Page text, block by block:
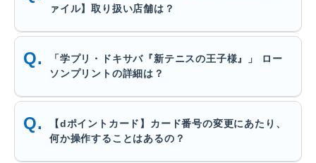
ァイル】取り扱い店舗は？
「学プリ・ドキサバ『新テニスの王子様』」 ロー
ソンプリントの詳細は？
【dポイントカード】カード番号の変更にあたり、
何か操作することはあるの？